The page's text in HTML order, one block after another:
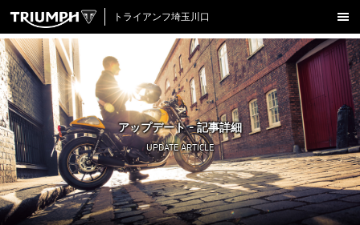
トライアンフ埼玉川口
新車在庫情報
試乗車一覧
認定中古車
アクセサリー
クロージング
アップデート
アップデート - 記事詳細
UPDATE ARTICLE